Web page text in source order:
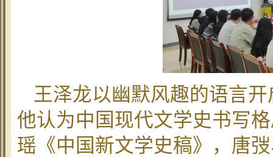
王泽龙以幽默风趣的语言
他认为中国现代文学史书写
瑶《中国新文学史稿》，唐